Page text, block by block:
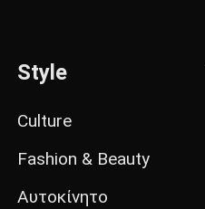
Style
Culture
Fashion & Beauty
Αυτοκίνητο